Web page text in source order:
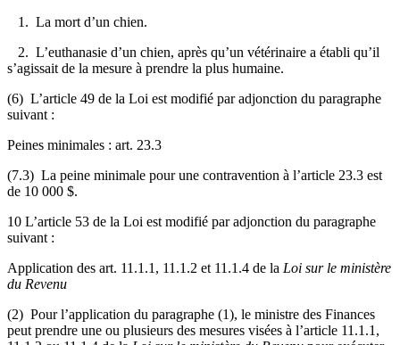
1. La mort d’un chien.
2. L’euthanasie d’un chien, après qu’un vétérinaire a établi qu’il
s’agissait de la mesure à prendre la plus humaine.
(6) L’article 49 de la Loi est modifié par adjonction du paragraphe
suivant :
Peines minimales : art. 23.3
(7.3) La peine minimale pour une contravention à l’article 23.3 est
de 10 000 $.
10 L’article 53 de la Loi est modifié par adjonction du paragraphe
suivant :
Application des art. 11.1.1, 11.1.2 et 11.1.4 de la Loi sur le ministère
du Revenu
(2) Pour l’application du paragraphe (1), le ministre des Finances
peut prendre une ou plusieurs des mesures visées à l’article 11.1.1,